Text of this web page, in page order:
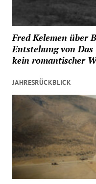
Fred Kelemen über
Entstehung von
kein romantischer
JAHRESRÜCKBLICK